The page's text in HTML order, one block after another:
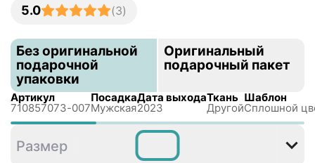
5.0 (3)
Без оригинальной
подарочной
упаковки
Оригинальный
подарочный пакет
Артикул
710857073-007
Посадка
Мужская
Дата выхода
2023
Ткань
Другой
Шаблон
Сплошной
XXL
Размер